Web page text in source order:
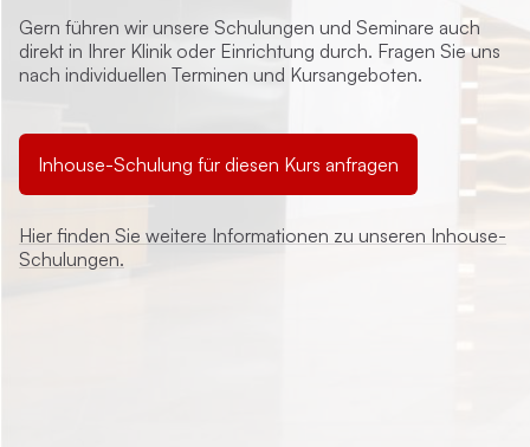
Gern führen wir unsere Schulungen und Seminare auch
direkt in Ihrer Klinik oder Einrichtung durch. Fragen Sie uns
nach individuellen Terminen und Kursangeboten.
Inhouse-Schulung für diesen Kurs anfragen
Hier finden Sie weitere Informationen zu unseren Inhouse-
Schulungen.